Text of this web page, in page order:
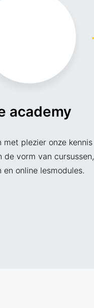
academy
met plezier onze kennis
de vorm van cursussen,
en online lesmodules.